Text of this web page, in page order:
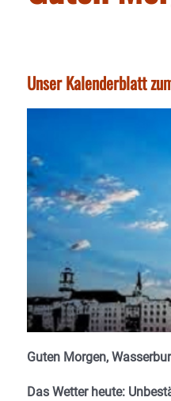
Unser Kalenderblatt
Guten Morgen,
Das Wetter heute: